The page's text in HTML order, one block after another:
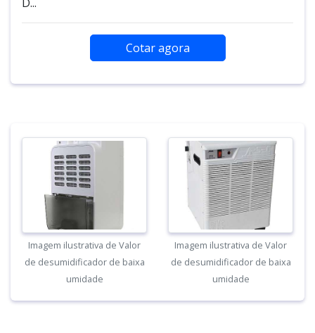
Cotar agora
Imagem ilustrativa de Valor
de desumidificador de baixa
umidade
Imagem ilustrativa de Valor
de desumidificador de baixa
umidade